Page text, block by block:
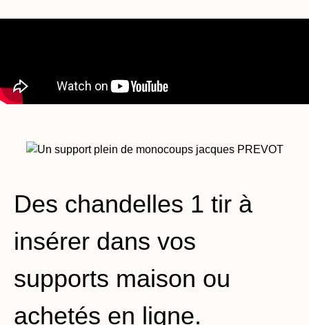
Des chandelles 1 tir à
insérer dans vos
supports maison ou
achetés en ligne.